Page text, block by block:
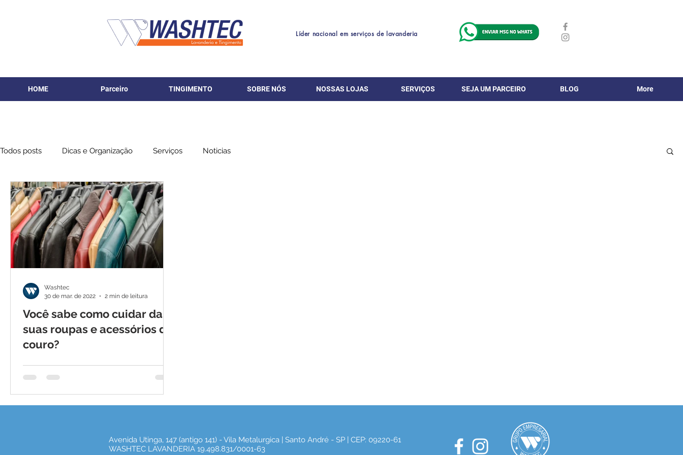
Líder nacional em serviços de lavanderia
HOME Parceiro TINGIMENTO SOBRE NÓS NOSSAS LOJAS SERVIÇOS SEJA UM PARCEIRO BLOG More
Todos posts Dicas e Organização Serviços Noticias
Você sabe como cuidar das
suas roupas e acessórios de
couro?
Washtec
30 de mar. de 2022
2 min de leitura
Avenida Utinga, 147 (antigo 141) - Vila Metalurgica | Santo André - SP | CEP: 09220-61
WASHTEC LAVANDERIA 19.498.831/0001-63